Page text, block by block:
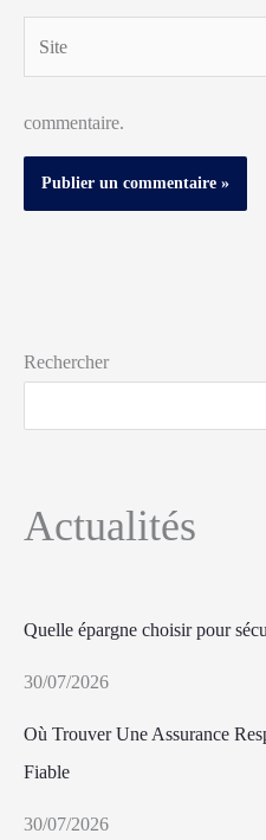
commentaire.
Rechercher
Actualités
Quelle épargne choisir pour
30/07/2026
Où Trouver Une Assurance
Fiable
30/07/2026